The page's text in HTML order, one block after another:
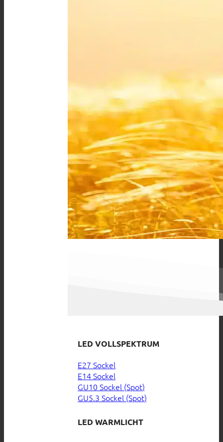
LED VOLLSPEKTRUM
E27 Sockel
E14 Sockel
GU10 Sockel (Spot)
GU5.3 Sockel (Spot)
LED WARMLICHT